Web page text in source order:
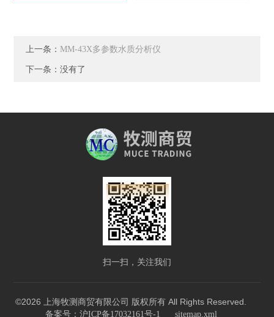
上一条： MM-43X多参数水质分析仪
下一条：没有了
扫一扫，关注我们
©2026 上海牧测商贸有限公司 版权所有 All Rights Reserved.
备案号：沪ICP备17032161号-1 sitemap.xml